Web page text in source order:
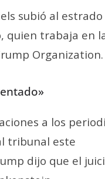
subió al estrado
quien trabaja en
Organization.
a los
tribunal este
dijo que el